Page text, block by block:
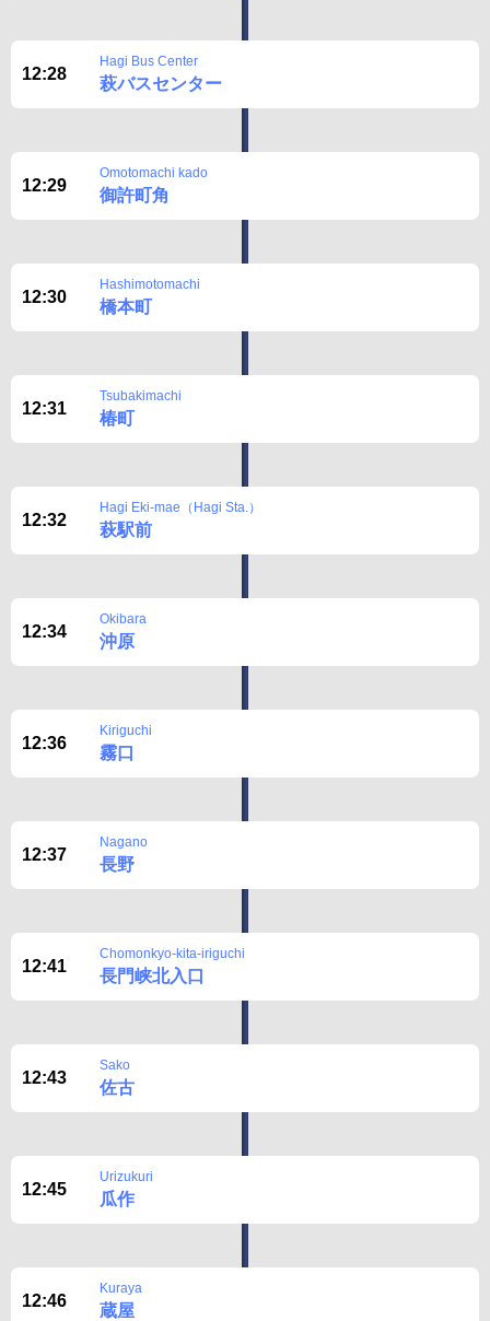
12:28
Hagi Bus Center
萩バスセンター
12:29
Omotomachi kado
御許町角
12:30
Hashimotomachi
橋本町
12:31
Tsubakimachi
椿町
12:32
Hagi Eki-mae（Hagi Sta.）
萩駅前
12:34
Okibara
沖原
12:36
Kiriguchi
霧口
12:37
Nagano
長野
12:41
Chomonkyo-kita-iriguchi
長門峡北入口
12:43
Sako
佐古
12:45
Urizukuri
瓜作
12:46
Kuraya
蔵屋